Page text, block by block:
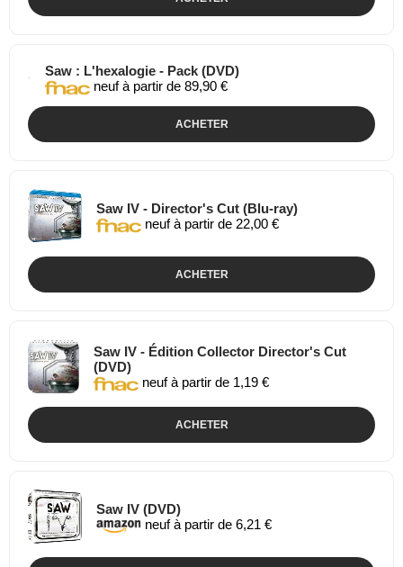
Saw : L'hexalogie - Pack (DVD)
neuf à partir de 89,90 €
ACHETER
Saw IV - Director's Cut (Blu-ray)
neuf à partir de 22,00 €
ACHETER
Saw IV - Édition Collector Director's Cut
(DVD)
neuf à partir de 1,19 €
ACHETER
Saw IV (DVD)
neuf à partir de 6,21 €